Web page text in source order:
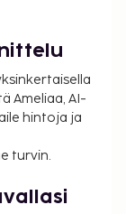
Ameliaa, AI-
hintoja ja
turvin.